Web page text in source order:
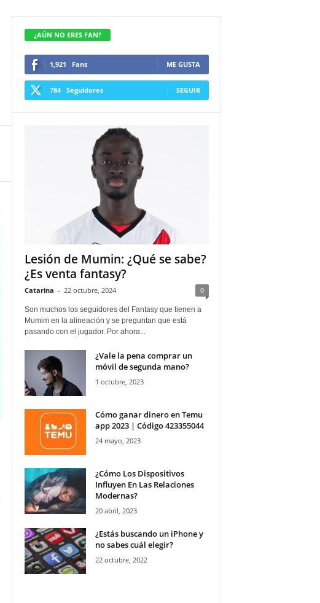
¿AÚN NO ERES FAN?
1,921 Fans ME GUSTA
784 Seguidores SEGUIR
Lesión de Mumin: ¿Qué se sabe?
¿Es venta fantasy?
Catarina - 22 octubre, 2024 0
Son muchos los seguidores del Fantasy que tienen a
Mumim en la alineación y se preguntan que está
pasando con el jugador. Por ahora...
¿Vale la pena comprar un
móvil de segunda mano?
1 octubre, 2023
Cómo ganar dinero en Temu
app 2023 | Código 423355044
24 mayo, 2023
¿Cómo Los Dispositivos
Influyen En Las Relaciones
Modernas?
20 abril, 2023
¿Estás buscando un iPhone y
no sabes cuál elegir?
22 octubre, 2022